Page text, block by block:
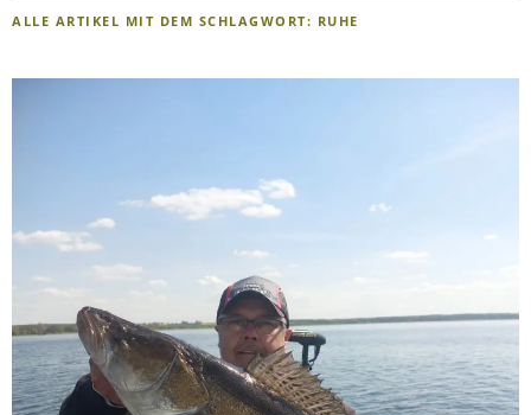
ALLE ARTIKEL MIT DEM SCHLAGWORT: RUHE